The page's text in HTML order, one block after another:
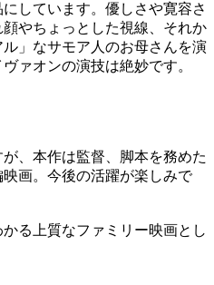
しています。優しさや寛容さ
やちょっとした視線、それか
」なサモア人のお母さんを演
ァオンの演技は絶妙です。
、本作は監督、脚本を務めた
画。今後の活躍が楽しみで
る上質なファミリー映画とし